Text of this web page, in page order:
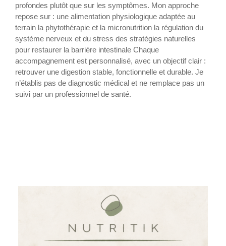
profondes plutôt que sur les symptômes. Mon approche
repose sur : une alimentation physiologique adaptée au
terrain la phytothérapie et la micronutrition la régulation du
système nerveux et du stress des stratégies naturelles
pour restaurer la barrière intestinale Chaque
accompagnement est personnalisé, avec un objectif clair :
retrouver une digestion stable, fonctionnelle et durable. Je
n’établis pas de diagnostic médical et ne remplace pas un
suivi par un professionnel de santé.